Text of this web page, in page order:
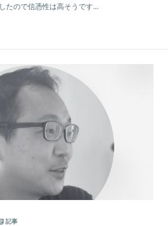
たので信憑性は高そうです...
記事